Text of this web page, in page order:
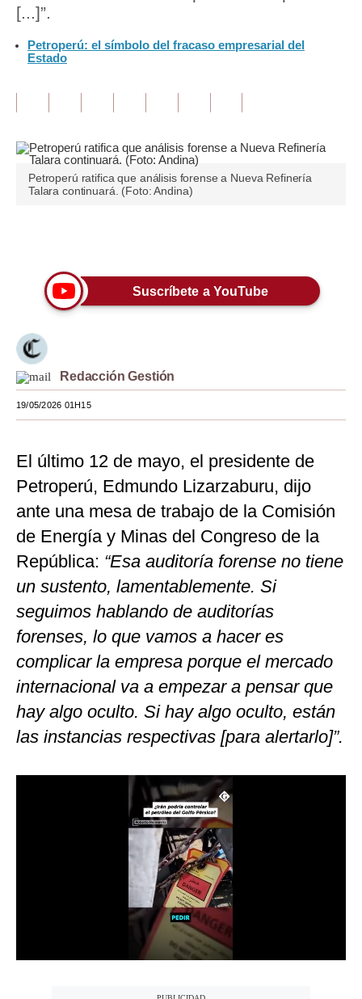
Inmobiliarias
Plus G
Moda
Mundo
España
Internacional
Club del Suscriptor
Mix
G de Gestión
Notas Contratadas
Podcast
Gestión TV
[...]”.
Petroperú: el símbolo del fracaso empresarial del
Estado
Petroperú ratifica que análisis forense a Nueva Refinería
Talara continuará. (Foto: Andina)
Suscríbete a YouTube
Redacción Gestión
19/05/2026 01H15
El último 12 de mayo, el presidente de
Petroperú, Edmundo Lizarzaburu, dijo
ante una mesa de trabajo de la Comisión
de Energía y Minas del Congreso de la
República: “Esa auditoría forense no tiene
un sustento, lamentablemente. Si
seguimos hablando de auditorías
forenses, lo que vamos a hacer es
complicar la empresa porque el mercado
internacional va a empezar a pensar que
hay algo oculto. Si hay algo oculto, están
las instancias respectivas [para alertarlo]”.